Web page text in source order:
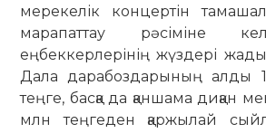
мерекелік концертін
марапаттау рәсіміне
еңбеккерлерінің жүз­дері
Дала дара­боз­да­рының
теңге, басқа да қаншама диқан
млн теңгеден ­қаржы­лай